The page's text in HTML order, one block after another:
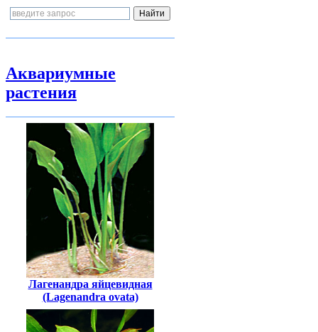
Аквариумные
растения
Лагенандра яйцевидная
(Lagenandra ovata)